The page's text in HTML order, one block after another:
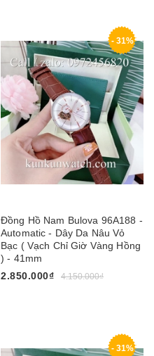
- 31%
Đồng Hồ Nam Bulova 96A188 -
Automatic - Dây Da Nâu Vỏ
Bạc ( Vạch Chỉ Giờ Vàng Hồng
) - 41mm
2.850.000₫
4.150.000₫
- 31%